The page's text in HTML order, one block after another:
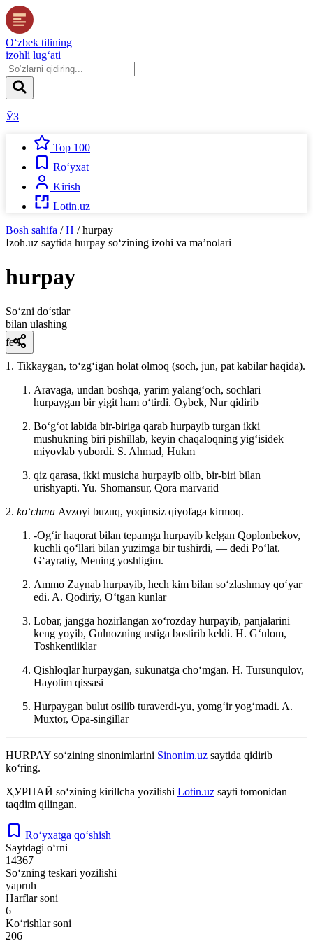
O‘zbek tilining
izohli lug‘ati
ЎЗ
Top 100
Ro‘yxat
Kirish
Lotin.uz
Bosh sahifa / H / hurpay
Izoh.uz saytida hurpay so‘zining izohi va ma’nolari
hurpay
So‘zni do‘stlar
bilan ulashing
fe’l
1. Tikkaygan, toʻzgʻigan holat olmoq (soch, jun, pat kabilar haqida).
Aravaga, undan boshqa, yarim yalangʻoch, sochlari
hurpaygan bir yigit ham oʻtirdi. Oybek, Nur qidirib
Boʻgʻot labida bir-biriga qarab hurpayib turgan ikki
mushukning biri pishillab, keyin chaqaloqning yigʻisidek
miyovlab yubordi. S. Ahmad, Hukm
qiz qarasa, ikki musicha hurpayib olib, bir-biri bilan
urishyapti. Yu. Shomansur, Qora marvarid
2. koʻchma Avzoyi buzuq, yoqimsiz qiyofaga kirmoq.
-Ogʻir haqorat bilan tepamga hurpayib kelgan Qoplonbekov,
kuchli qoʻllari bilan yuzimga bir tushirdi, — dedi Poʻlat.
Gʻayratiy, Mening yoshligim.
Ammo Zaynab hurpayib, hech kim bilan soʻzlashmay qoʻyar
edi. A. Qodiriy, Oʻtgan kunlar
Lobar, jangga hozirlangan xoʻrozday hurpayib, panjalarini
keng yoyib, Gulnozning ustiga bostirib keldi. H. Gʻulom,
Toshkentliklar
Qishloqlar hurpaygan, sukunatga choʻmgan. H. Tursunqulov,
Hayotim qissasi
Hurpaygan bulut osilib turaverdi-yu, yomgʻir yogʻmadi. A.
Muxtor, Opa-singillar
HURPAY so‘zining sinonimlarini Sinonim.uz saytida qidirib
ko‘ring.
ҲУРПАЙ so‘zining kirillcha yozilishi Lotin.uz sayti tomonidan
taqdim qilingan.
Ro‘yxatga qo‘shish
Saytdagi o‘rni
14367
So‘zning teskari yozilishi
yapruh
Harflar soni
6
Ko‘rishlar soni
206